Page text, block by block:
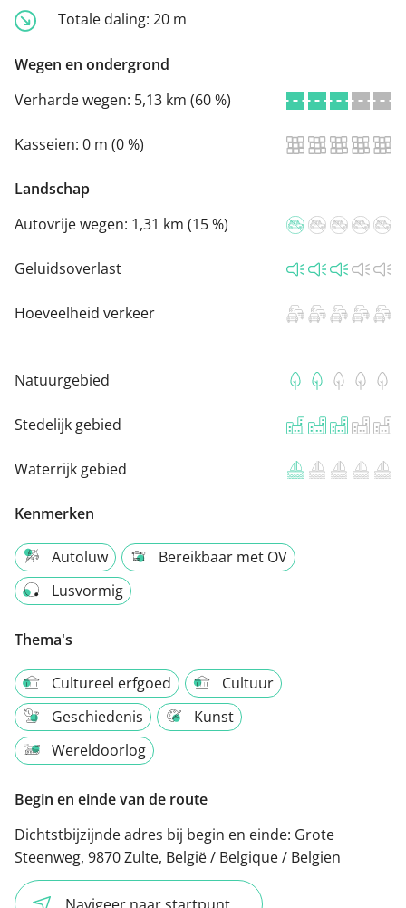
Totale daling: 20 m
Wegen en ondergrond
Verharde wegen: 5,13 km (60 %)
Kasseien: 0 m (0 %)
Landschap
Autovrije wegen: 1,31 km (15 %)
Geluidsoverlast
Hoeveelheid verkeer
Natuurgebied
Stedelijk gebied
Waterrijk gebied
Kenmerken
Autoluw
Bereikbaar met OV
Lusvormig
Thema's
Cultureel erfgoed
Cultuur
Geschiedenis
Kunst
Wereldoorlog
Begin en einde van de route
Dichtstbijzijnde adres bij begin en einde: Grote
Steenweg, 9870 Zulte, België / Belgique / Belgien
Navigeer naar startpunt